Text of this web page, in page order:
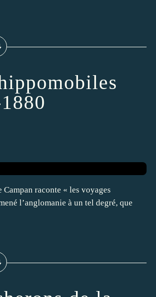
raconte « les voyages
l’anglomanie à un tel degré, que